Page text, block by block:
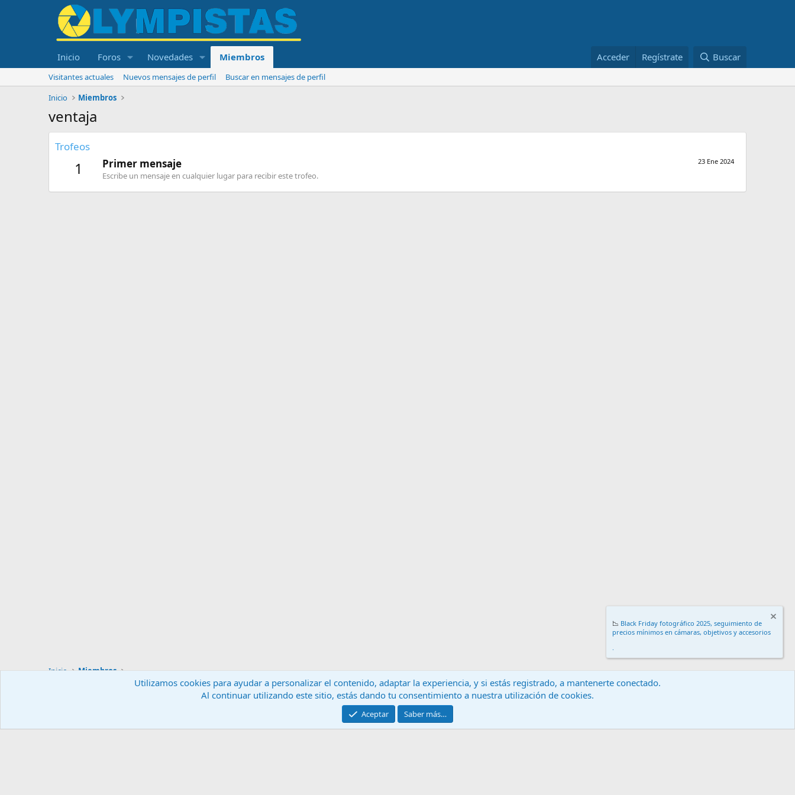
Inicio Foros Novedades Miembros Acceder Regístrate Buscar
Visitantes actuales Nuevos mensajes de perfil
Buscar en mensajes de perfil
Inicio
Miembros
ventaja
Trofeos
1 23 Ene 2024
Primer mensaje
Escribe un mensaje en cualquier lugar para recibir este trofeo.
Inicio Miembros
Contáctanos Términos y reglas
Community platform by XenForo® © 2010-2024 XenForo Ltd.
📉 Black Friday fotográfico 2025, seguimiento de
precios mínimos en cámaras, objetivos y accesorios
.
Utilizamos cookies para ayudar a personalizar el contenido, adaptar la experiencia, y si estás registrado, a mantenerte conectado.
Al continuar utilizando este sitio, estás dando tu consentimiento a nuestra utilización de cookies.
Aceptar Saber más…